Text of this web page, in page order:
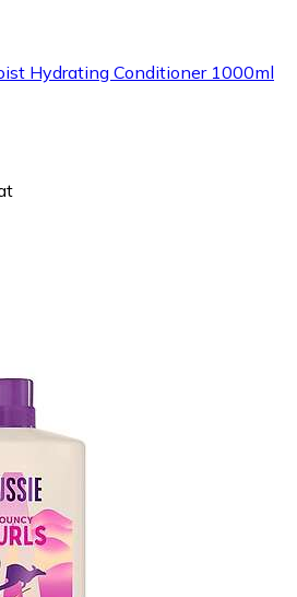
Hydrating Conditioner 1000ml